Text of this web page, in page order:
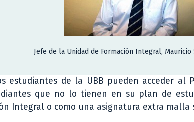
Jefe de la Unidad de Formación Integral,
estudiantes de la UBB pueden acceder
que no lo tienen en su plan de
Integral o como una asignatura extra